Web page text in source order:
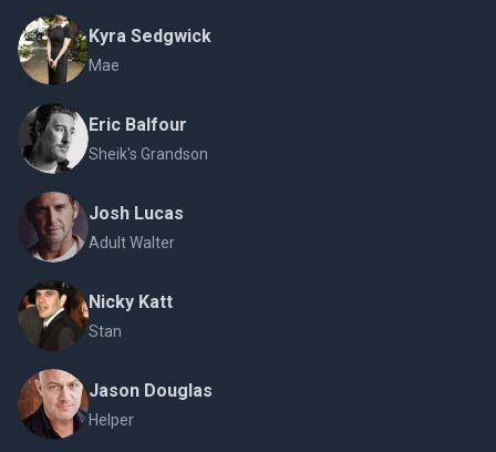
Kyra Sedgwick
Mae
Eric Balfour
Sheik's Grandson
Josh Lucas
Adult Walter
Nicky Katt
Stan
Jason Douglas
Helper